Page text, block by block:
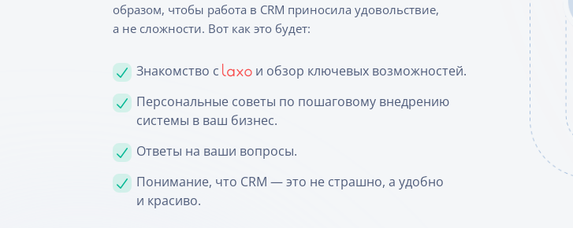
образом, чтобы работа в CRM приносила удовольствие,
а не сложности. Вот как это будет:
Знакомство с
и обзор ключевых возможностей.
Персональные советы по пошаговому внедрению
системы в ваш бизнес.
Ответы на ваши вопросы.
Понимание, что CRM — это не страшно, а удобно
и красиво.